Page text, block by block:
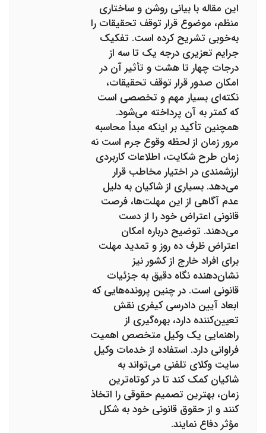
این مقاله با بیانی روشن و ساختاری
منظم، موضوع قرار توقف تحقیقات را
به‌خوبی تشریح کرده است. تفکیک
جرایم تعزیری درجه یک تا سه از
درجات چهار تا هشت و تأثیر آن در
امکان صدور قرار توقف تحقیقات،
نکته‌ای بسیار مهم و تخصصی است
که کمتر به آن پرداخته می‌شود.
همچنین تأکید بر اینکه مبدأ محاسبه
مرور زمان از لحظه وقوع جرم است نه
زمان طرح شکایت، اطلاعات کاربردی
ارزشمندی در اختیار مخاطب قرار
می‌دهد. بسیاری از شاکیان به دلیل
عدم آگاهی از این مهلت‌ها، فرصت
قانونی اعتراض خود را از دست
می‌دهند. توضیح درباره امکان
اعتراض ظرف ده روز و تمدید مهلت
برای افراد خارج از کشور نیز
نشان‌دهنده نگاه دقیق به جزئیات
قانونی است. در چنین پرونده‌هایی که
ابعاد آیین دادرسی کیفری نقش
تعیین‌کننده دارد، بهره‌گیری از
راهنمایی یک وکیل متخصص اهمیت
فراوانی دارد. استفاده از خدمات وکیل
سایت وکلای تلفنی می‌تواند به
شاکیان کمک کند تا در کوتاه‌ترین
زمان، بهترین تصمیم حقوقی را اتخاذ
کنند و از حقوق قانونی خود به شکل
مؤثر دفاع نمایند.